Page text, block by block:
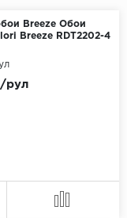
Breeze Обои
Breeze RDT2202-4
рул